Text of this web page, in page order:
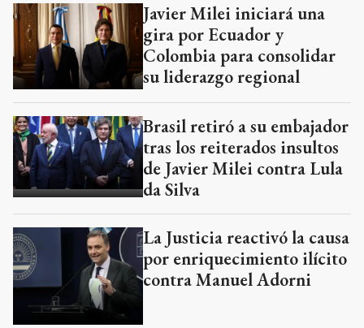
Javier Milei iniciará una
gira por Ecuador y
Colombia para consolidar
su liderazgo regional
Brasil retiró a su embajador
tras los reiterados insultos
de Javier Milei contra Lula
da Silva
La Justicia reactivó la causa
por enriquecimiento ilícito
contra Manuel Adorni